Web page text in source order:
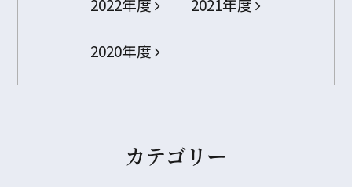
2022年度 2021年度
2020年度
カテゴリー